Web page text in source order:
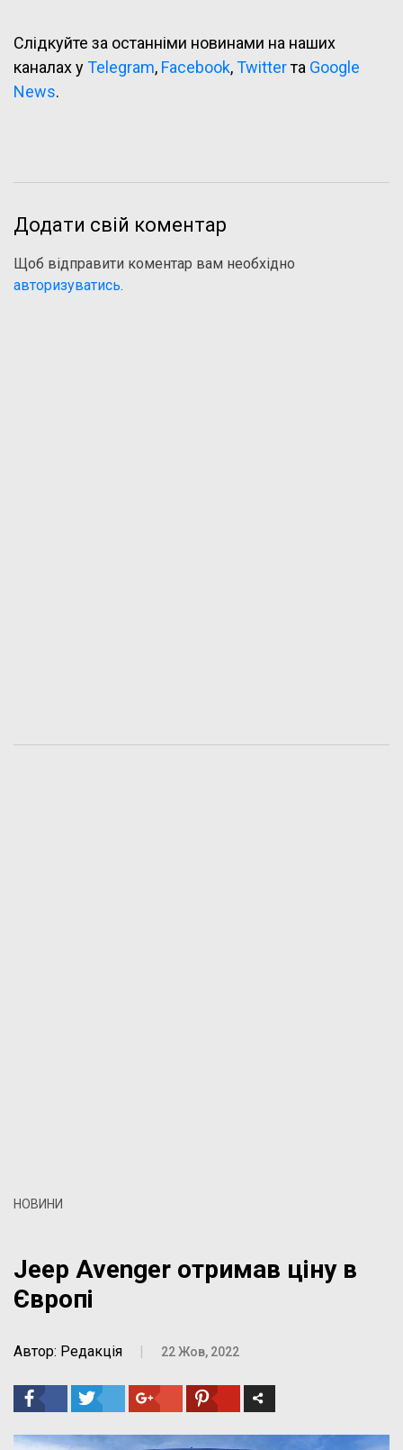
Слідкуйте за останніми новинами на наших
каналах уTelegram, Facebook,Twitterта Google
News.
Додати свій коментар
Щоб відправити коментар вам необхідно
авторизуватись.
НОВИНИ
Jeep Avenger отримав ціну в
Європі
Автор: Редакція | 22 Жов, 2022